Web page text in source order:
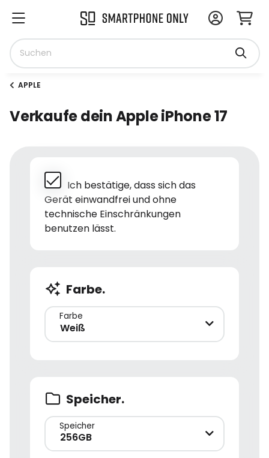
APPLE
Verkaufe dein Apple iPhone 17
Ich bestätige, dass sich das
Gerät einwandfrei und ohne
technische Einschränkungen
benutzen lässt.
Farbe.
Farbe
Weiß
Speicher.
Speicher
256GB